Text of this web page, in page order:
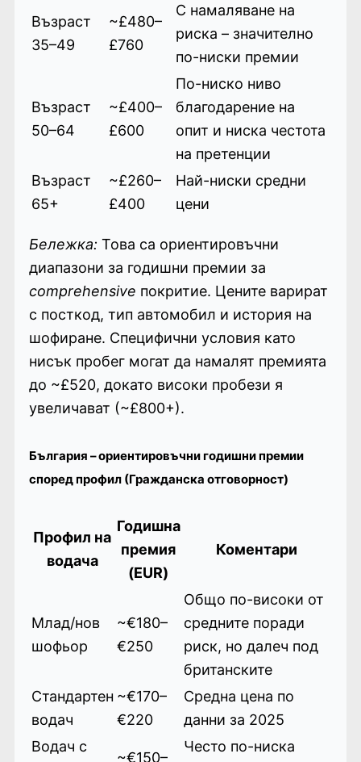
Възраст
35–49
~£480–
£760
С намаляване на
риска – значително
по-ниски премии
Възраст
50–64
~£400–
£600
По-ниско ниво
благодарение на
опит и ниска честота
на претенции
Възраст
65+
~£260–
£400
Най-ниски средни
цени
Бележка: Това са ориентировъчни
диапазони за годишни премии за
comprehensive покритие. Цените варират
с посткод, тип автомобил и история на
шофиране. Специфични условия като
нисък пробег могат да намалят премията
до ~£520, докато високи пробези я
увеличават (~£800+).
България – ориентировъчни годишни премии
според профил (Гражданска отговорност)
Профил на
водача
Годишна
премия
(EUR)
Коментари
Млад/нов
шофьор
~€180–
€250
Общо по-високи от
средните поради
риск, но далеч под
британските
Стандартен
водач
~€170–
€220
Средна цена по
данни за 2025
Водач с
~€150–
Често по-ниска